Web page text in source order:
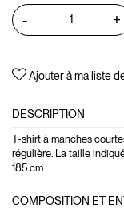
- +
Ajouter à ma liste
DESCRIPTION
T-shirt à manches
régulière. La taille
185 cm.
COMPOSITION ET